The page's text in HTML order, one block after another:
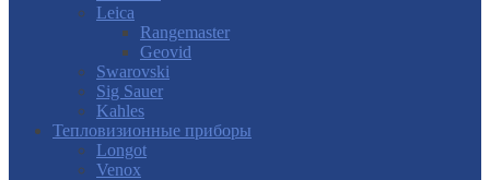
Leica
Rangemaster
Geovid
Swarovski
Sig Sauer
Kahles
Тепловизионные приборы
Longot
Venox